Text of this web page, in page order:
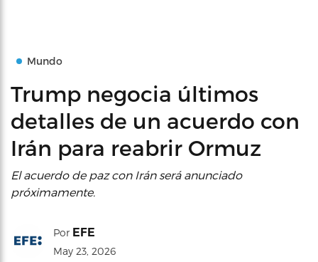
Mundo
Trump negocia últimos
detalles de un acuerdo con
Irán para reabrir Ormuz
El acuerdo de paz con Irán será anunciado
próximamente.
Por EFE
May 23, 2026